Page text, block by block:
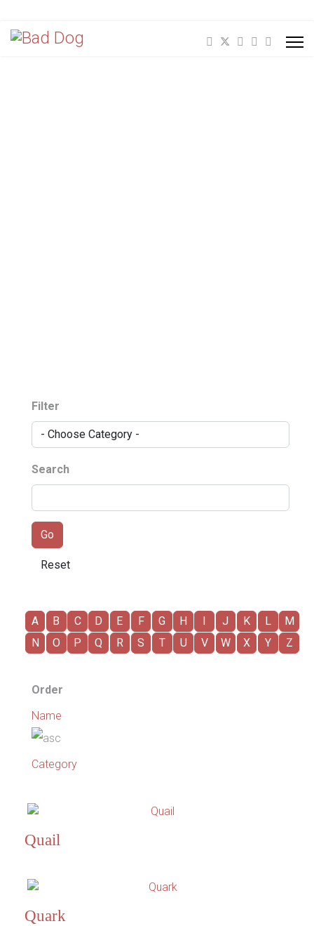
Filter
Search
A B C D E F G H I J K L
M
N
O P Q R S T U V W X Y Z
Order
Name
Category
Quail
Quark